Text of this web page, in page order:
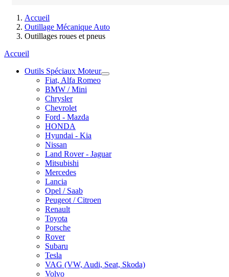
Accueil
Outillage Mécanique Auto
Outillages roues et pneus
Accueil
Outils Spéciaux Moteur
Fiat, Alfa Romeo
BMW / Mini
Chrysler
Chevrolet
Ford - Mazda
HONDA
Hyundai - Kia
Nissan
Land Rover - Jaguar
Mitsubishi
Mercedes
Lancia
Opel / Saab
Peugeot / Citroen
Renault
Toyota
Porsche
Rover
Subaru
Tesla
VAG (VW, Audi, Seat, Skoda)
Volvo